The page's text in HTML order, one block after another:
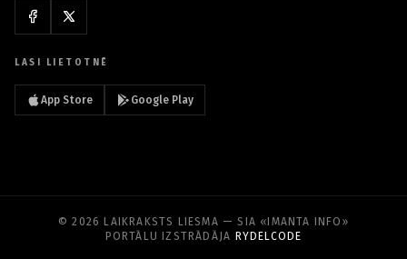
LASI LIETOTNĒ
App Store Google Play
© 2026 LAIKRAKSTS LIESMA — SIA «IMANTA INFO»
PORTĀLU IZSTRĀDĀJA RYDELCODE